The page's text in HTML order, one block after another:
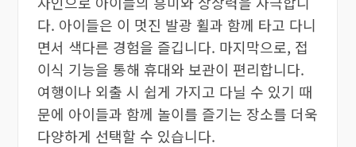
다. 아이들은 이 멋진 발광 휠과 함께 타고 다니
면서 색다른 경험을 즐깁니다. 마지막으로, 접
이식 기능을 통해 휴대와 보관이 편리합니다.
여행이나 외출 시 쉽게 가지고 다닐 수 있기 때
문에 아이들과 함께 놀이를 즐기는 장소를 더욱
다양하게 선택할 수 있습니다.